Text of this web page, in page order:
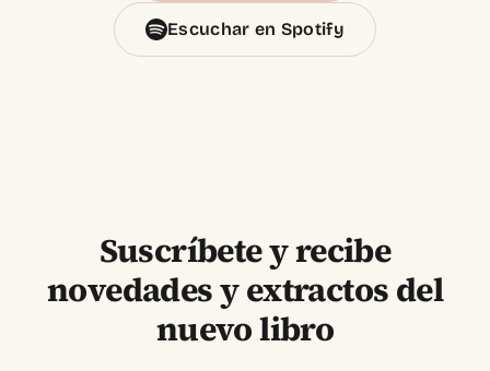
Escuchar en Spotify
Suscríbete y recibe
novedades y extractos del
nuevo libro